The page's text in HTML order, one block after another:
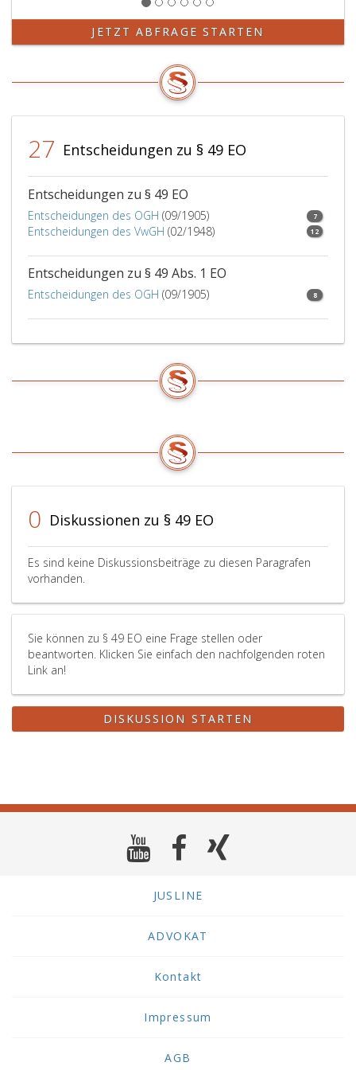
Der
Glaubhaftmachung
bedarf
jedoch
wenn
seit
Vollziehung
der
Haft
Abgabe
des
Vermögensverzeichnisses
ein
vergangen
sind.
JETZT ABFRAGE STARTEN
27 Entscheidungen zu § 49 EO
Entscheidungen zu § 49 EO
Entscheidungen des OGH (09/1905) 7
Entscheidungen des VwGH (02/1948) 12
Entscheidungen zu § 49 Abs. 1 EO
Entscheidungen des OGH (09/1905) 8
0 Diskussionen zu § 49 EO
Es sind keine Diskussionsbeiträge zu diesen Paragrafen
vorhanden.
Sie können zu § 49 EO eine Frage stellen oder
beantworten. Klicken Sie einfach den nachfolgenden roten
Link an!
DISKUSSION STARTEN
JUSLINE
ADVOKAT
Kontakt
Impressum
AGB